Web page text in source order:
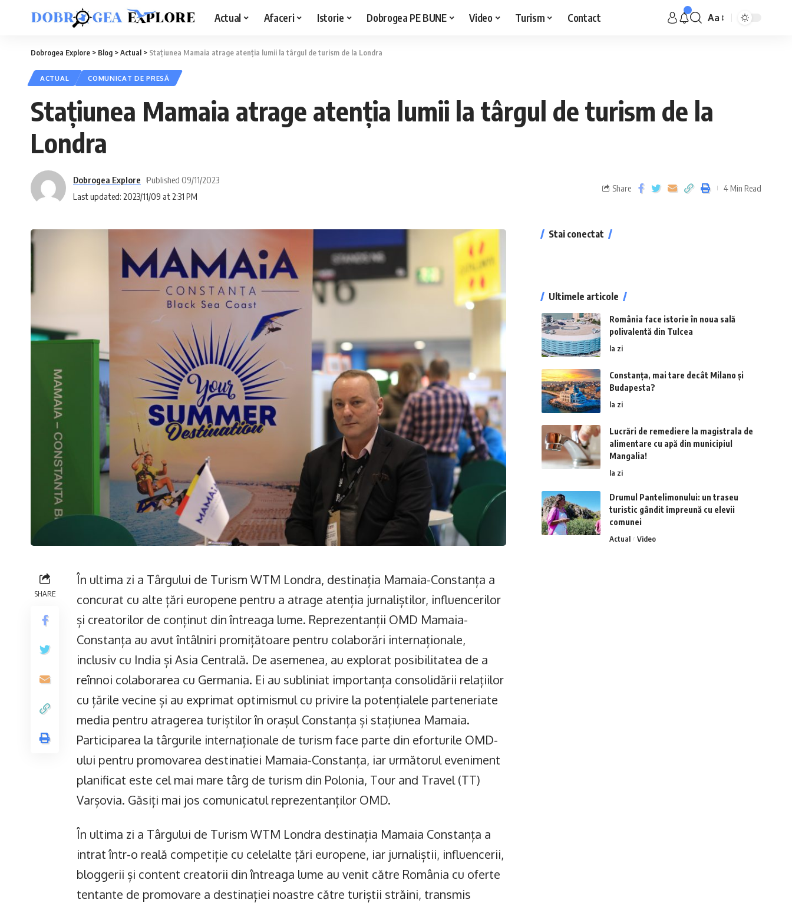
Actual Afaceri Istorie Dobrogea PE BUNE Video Turism Contact Aa
Dobrogea Explore > Blog >Actual > Stațiunea Mamaia atrage atenția lumii la târgul de turism de la Londra
ACTUAL COMUNICAT DE PRESĂ
Stațiunea Mamaia atrage atenția lumii la târgul de turism de la
Londra
Last updated: 2023/11/09 at 2:31 PM
Dobrogea Explore Published 09/11/2023
Share 4 Min Read
SHARE
În ultima zi a Târgului de Turism WTM Londra, destinația Mamaia-Constanța a
concurat cu alte țări europene pentru a atrage atenția jurnaliștilor, influencerilor
și creatorilor de conținut din întreaga lume. Reprezentanții OMD Mamaia-
Constanța au avut întâlniri promițătoare pentru colaborări internaționale,
inclusiv cu India și Asia Centrală. De asemenea, au explorat posibilitatea de a
reînnoi colaborarea cu Germania. Ei au subliniat importanța consolidării relațiilor
cu țările vecine și au exprimat optimismul cu privire la potențialele parteneriate
media pentru atragerea turiștilor în orașul Constanța și stațiunea Mamaia.
Participarea la târgurile internaționale de turism face parte din eforturile OMD-
ului pentru promovarea destinatiei Mamaia-Constanța, iar următorul eveniment
planificat este cel mai mare târg de turism din Polonia, Tour and Travel (TT)
Varșovia. Găsiți mai jos comunicatul reprezentanților OMD.
În ultima zi a Târgului de Turism WTM Londra destinația Mamaia Constanța a
intrat într-o reală competiție cu celelalte țări europene, iar jurnaliștii, influencerii,
bloggerii și content creatorii din întreaga lume au venit către România cu oferte
tentante de promovare a destinației noastre către turiștii străini, transmis
Stai conectat
Ultimele articole
România face istorie în noua sală
polivalentă din Tulcea
la zi
Constanța, mai tare decât Milano și
Budapesta?
la zi
Lucrări de remediere la magistrala de
alimentare cu apă din municipiul
Mangalia!
la zi
Drumul Pantelimonului: un traseu
turistic gândit împreună cu elevii
comunei
Actual Video